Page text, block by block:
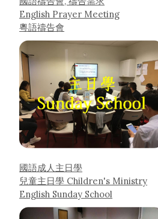
English Prayer Meeting
粵語禱告會
國語成人主日學
兒童主日學 Children's Ministry
English Sunday School